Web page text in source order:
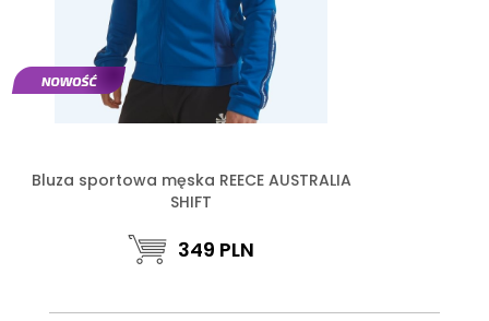
Bluza sportowa męska REECE AUSTRALIA
SHIFT
349 PLN